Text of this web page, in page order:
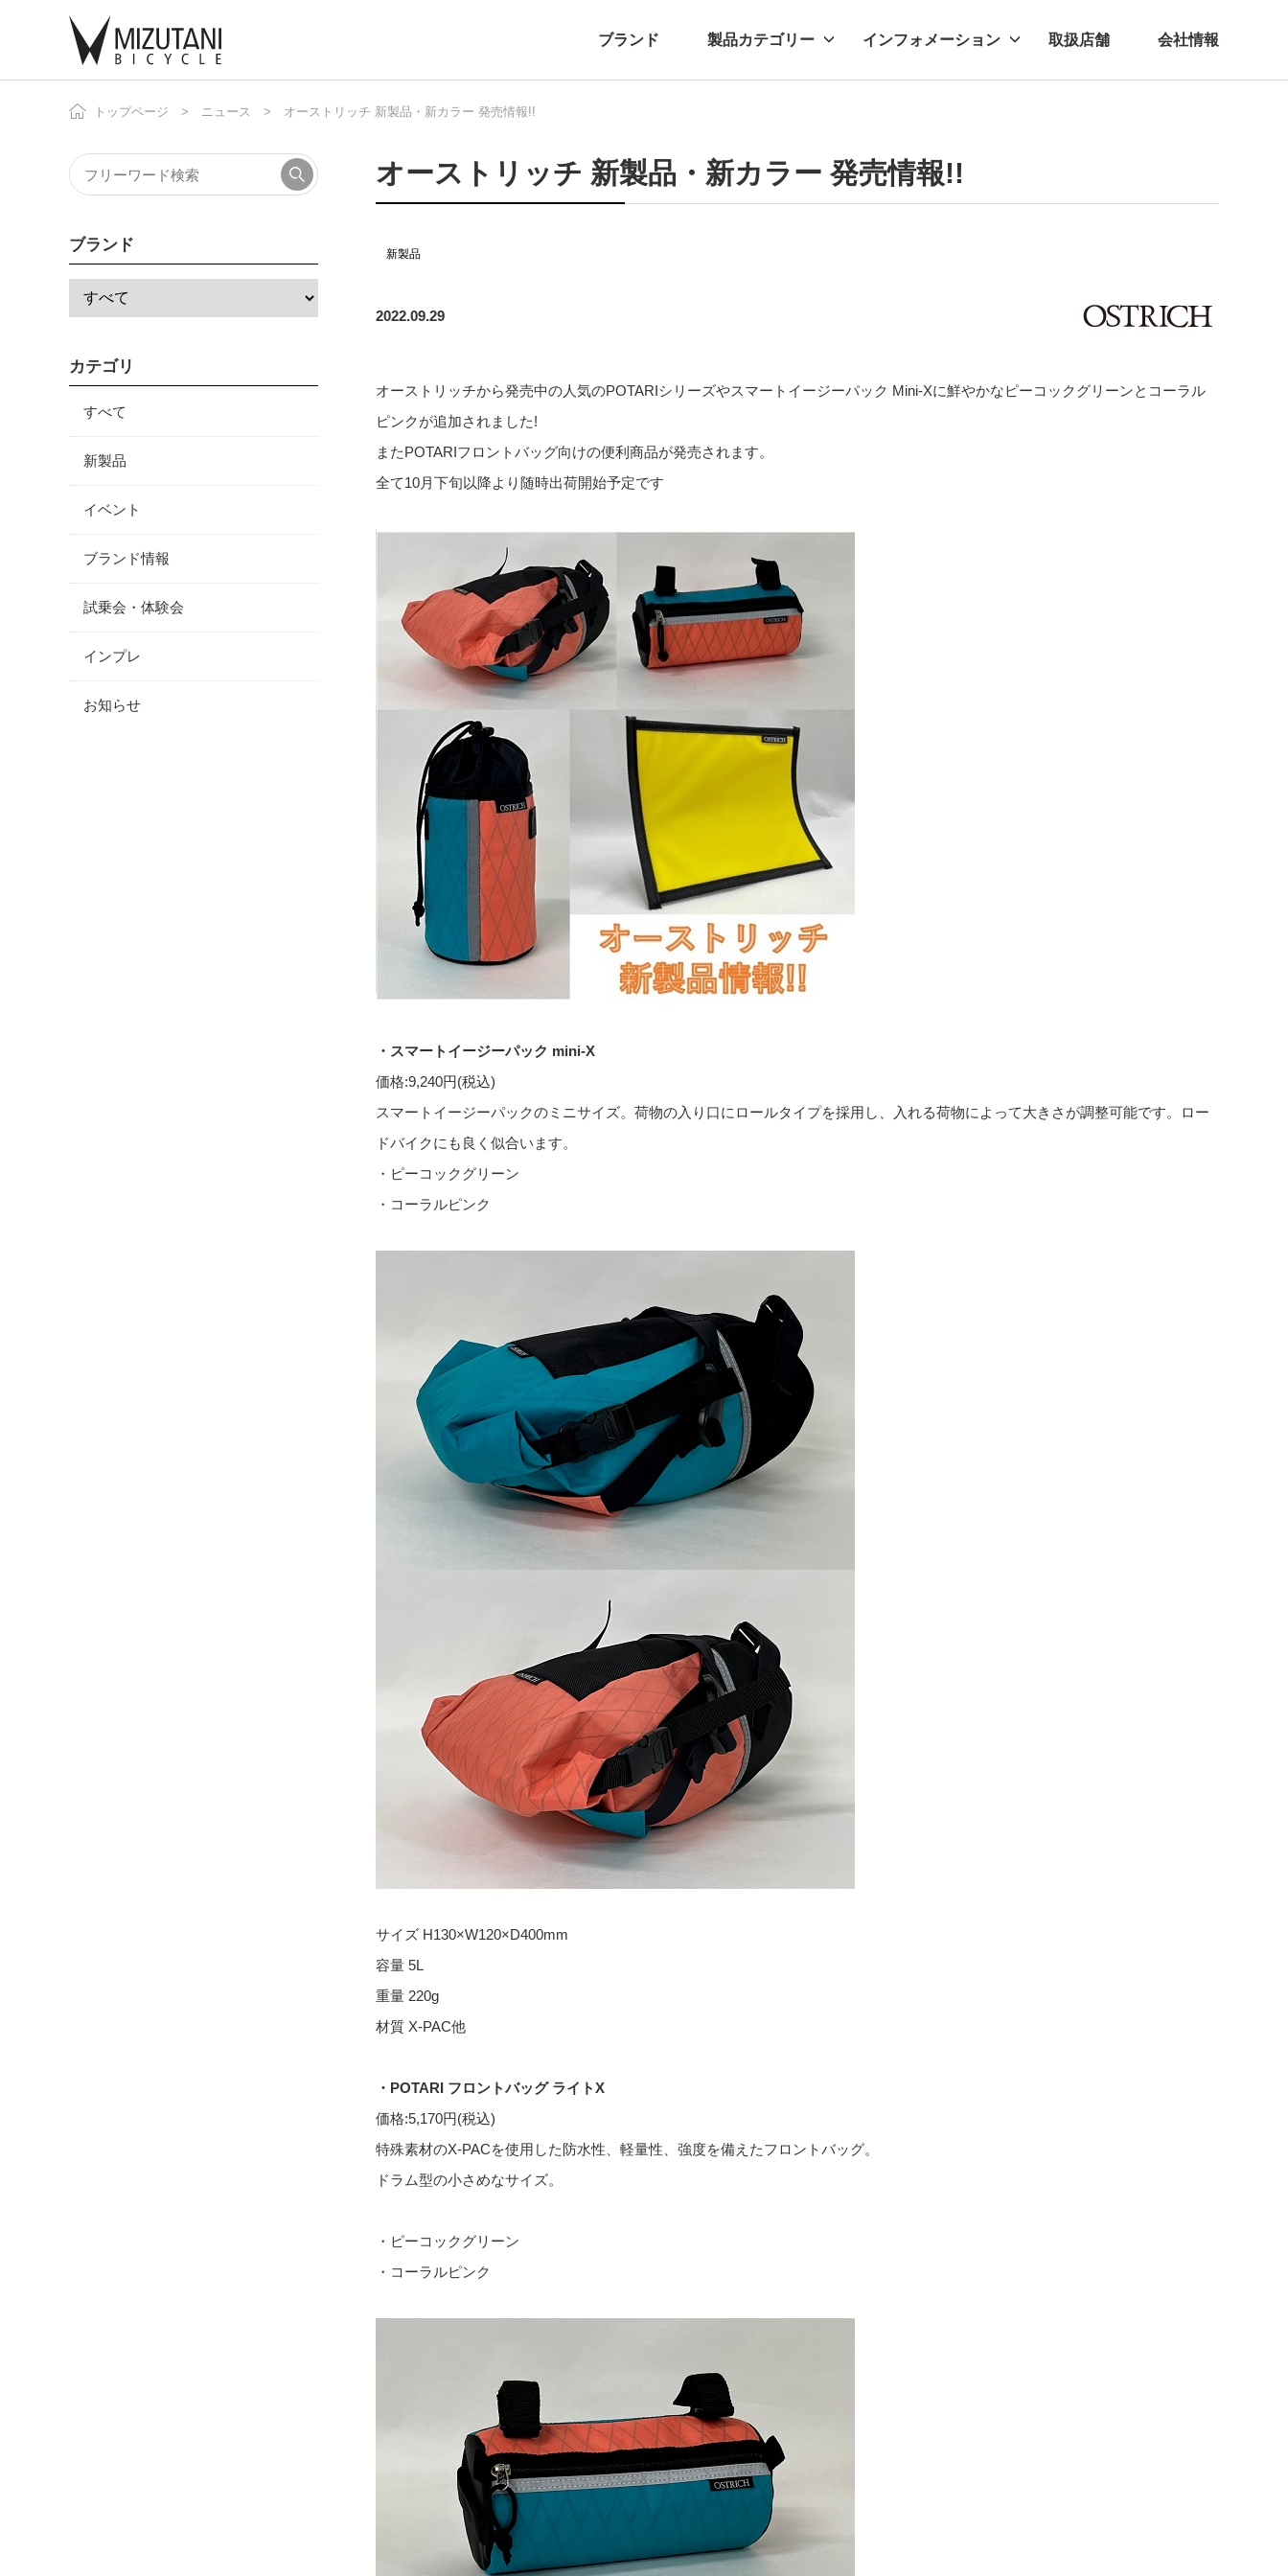
ブランド 製品カテゴリー
自転車 自転車パーツ
インフォメーション
ニュース プレスリリース
取扱店舗 会社情報
トップページ ニュース オーストリッチ 新製品・新カラー 発売情報!!
オーストリッチ 新製品・新カラー 発売情報!!
新製品
2022.09.29
オーストリッチから発売中の人気のPOTARI シリーズやスマートイージーパック Mini-Xに鮮やかなピーコックグリーンとコーラル
ピンクが追加されました!
また POTARI フロントバッグ向けの便利商品が発売されます。
全て10月下旬以降より随時出荷開始予定です
・スマートイージーパック mini-X
価格:9,240円(税込)
スマートイージーパックのミニサイズ。 荷物の入り口にロールタイプを採用し、入れる荷物によって大きさが調整可能です。
ロー
ドバイクにも良く似合います。
・ピーコックグリーン
・コーラルピンク
サイズ H130×W120×D400mm
容量 5L
重量 220g
材質 X-PAC他
・ POTARI フロントバッグ ライトX
価格:5,170円(税込)
特殊素材のX-PACを使用した防水性、軽量性、強度を備えたフロントバッグ。
ドラム型の小さめなサイズ。
・ピーコックグリーン
・コーラルピンク
ブランド
カテゴリ
すべて
新製品
イベント
ブランド情報
試乗会・体験会
インプレ
お知らせ